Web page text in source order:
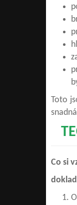
Toto
Co si